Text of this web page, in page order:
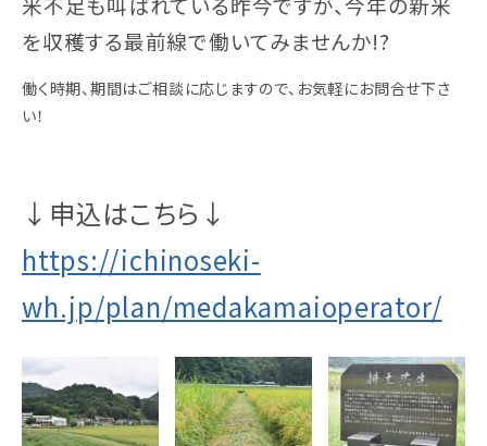
を収穫する最前線で働いてみませんか!?
働く時期、期間はご相談に応じますので、お気軽にお問合せ下さ
い！
↓申込はこちら↓
https://ichinoseki-
wh.jp/plan/medakamaioperator/